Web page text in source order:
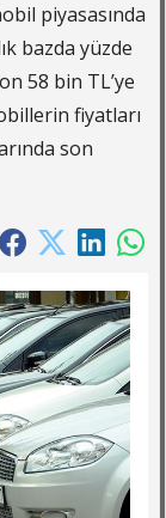
piyasasında
bazda yüzde
58 bin TL’ye
fiyatları
son